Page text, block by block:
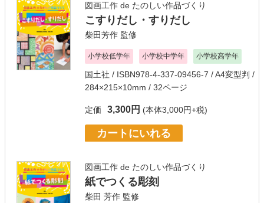
図画工作 de たのしい作品づくり
こすりだし・すりだし
柴田芳作 監修
小学校低学年 小学校中学年 小学校高学年
国土社 / ISBN978-4-337-09456-7 / A4変型判 /
284×215×10mm / 32ページ
定価 3,300円 (本体3,000円+税)
カートにいれる
図画工作 de たのしい作品づくり
紙でつくる彫刻
柴田 芳作 監修